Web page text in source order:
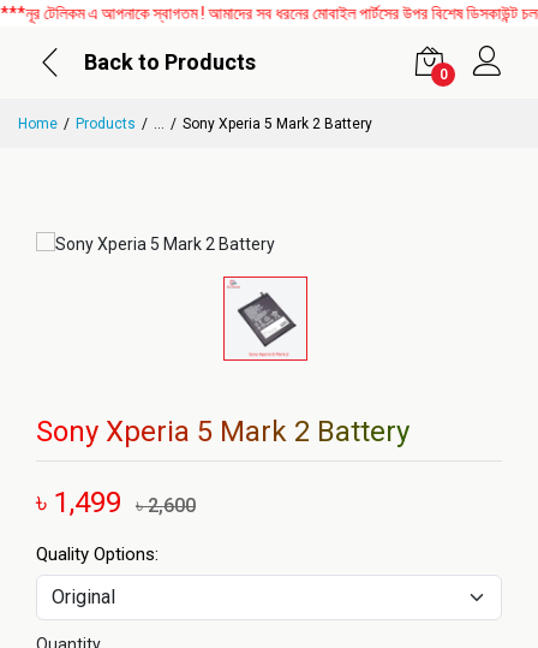
টেলিকম এ আপনাকে স্বাগতম ! আমাদের সব ধরনের মোবাইল পার্টসের উপর বিশেষ ডিসকাউন্ট
Back to Products
0
Home Products ... Sony Xperia 5 Mark 2 Battery
Sony Xperia 5 Mark 2 Battery
৳ 1,499 ৳ 2,600
Quality Options: